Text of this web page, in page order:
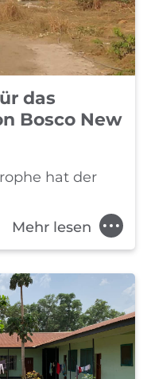
das
Bosco New
hat der
Mehr lesen